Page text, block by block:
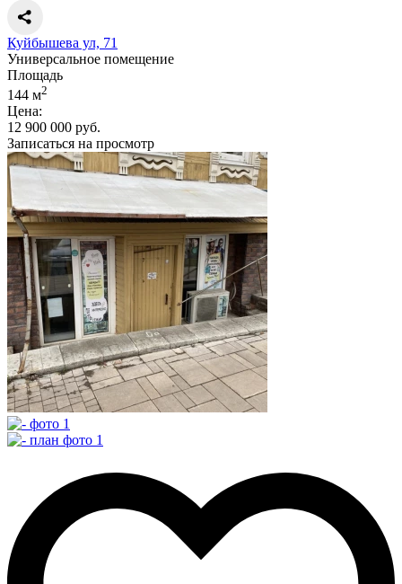
Куйбышева ул, 71
Универсальное помещение
Площадь
144 м2
Цена:
12 900 000 руб.
Записаться на просмотр